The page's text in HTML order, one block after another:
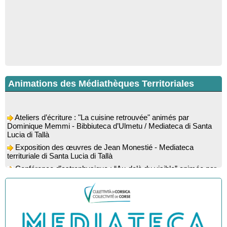
Animations des Médiathèques Territoriales
Dominique Memmi - Bibbiuteca d’Ulmetu / Mediateca di Santa
Lucia di Tallà
territuriale di Santa Lucia di Tallà
Bicchisgià
Exposition des œuvres de Dominique Malberti Morin :
"Racines, peintures acryliques et aquarelles" - Mediateca
territuriale di Santa Lucia di Tallà
Animation : "Petits lecteurs" - Médiathèque - Pitretu è